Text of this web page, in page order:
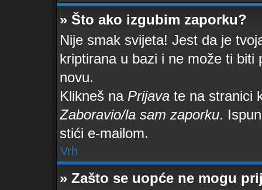
» Što ako izgubim zaporku?
Nije smak svijeta! Jest da je
kriptirana u bazi i ne može ti
novu.
Klikneš na Prijava te na stranici
Zaboravio/la sam zaporku.
stići e-mailom.
Vrh
» Zašto se uopće ne mogu